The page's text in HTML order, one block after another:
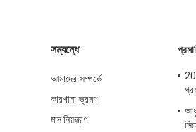
সম্বন্ধে
আমাদের সম্পর্কে
কারখানা ভ্রমণ
মান নিয়ন্ত্রণ